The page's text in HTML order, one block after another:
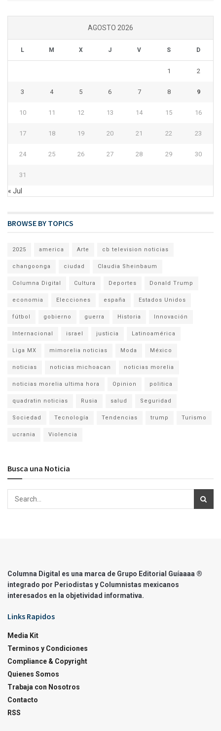
AGOSTO 2026
L M X J V S D
1 2
3 4 5 6 7 8 9
10 11 12 13 14 15 16
17 18 19 20 21 22 23
24 25 26 27 28 29 30
31
« Jul
BROWSE BY TOPICS
2025 america Arte cb television noticias
changoonga ciudad Claudia Sheinbaum
Columna Digital Cultura Deportes Donald Trump
economia Elecciones españa Estados Unidos
fútbol gobierno guerra Historia Innovación
Internacional israel justicia Latinoamérica
Liga MX mimorelia noticias Moda México
noticias noticias michoacan noticias morelia
noticias morelia ultima hora Opinion politica
quadratin noticias Rusia salud Seguridad
Sociedad Tecnología Tendencias trump Turismo
ucrania Violencia
Busca una Noticia
Columna Digital es una marca de Grupo Editorial Guíaaaa ®
integrado por Periodistas y Columnistas mexicanos
interesados en la objetividad informativa.
Links Rapidos
Media Kit
Terminos y Condiciones
Compliance & Copyright
Quienes Somos
Trabaja con Nosotros
Contacto
RSS